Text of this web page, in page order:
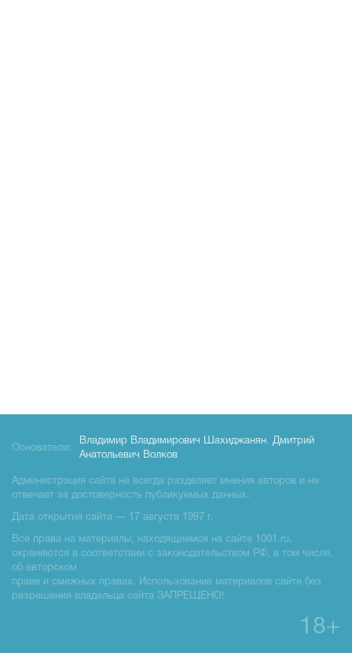
Основатели:
Владимир Владимирович Шахиджанян, Дмитрий
Анатольевич Волков
Администрация сайта не всегда разделяет мнения авторов и не
отвечает за достоверность публикуемых данных.
Дата открытия сайта — 17 августа 1997 г.
Все права на материалы, находящиемся на сайте 1001.ru,
охраняются в соответствии с законодательством РФ, в том числе,
об авторском
праве и смежных правах. Использование материалов сайте без
разрешения владельца сайта ЗАПРЕЩЕНО!
18+